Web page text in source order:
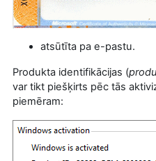
atsūtīta pa e-pastu.
Produkta identifikācijas (
var tikt piešķirts pēc tās
piemēram: